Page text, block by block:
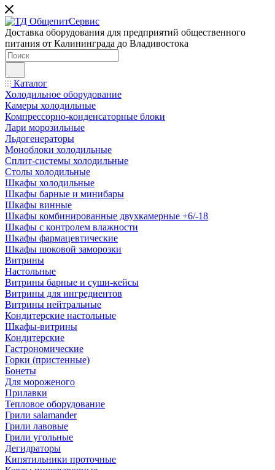
Доставка оборудования для предприятий общественного
питания от Калининграда до Владивостока
Каталог
Холодильное оборудование
Камеры холодильные
Компрессорно-конденсаторные блоки
Лари морозильные
Льдогенераторы
Моноблоки холодильные
Сплит-системы холодильные
Столы холодильные
Шкафы холодильные
Шкафы барные и минибары
Шкафы винные
Шкафы комбинированные двухкамерные +6/-18
Шкафы с контролем влажности
Шкафы фармацевтические
Шкафы шоковой заморозки
Витрины
Настольные
Витрины барные и суши-кейсы
Витрины для ингредиентов
Витрины нейтральные
Кондитерские настольные
Шкафы-витрины
Кондитерские
Гастрономические
Горки (пристенные)
Бонеты
Для мороженого
Прилавки
Тепловое оборудование
Грили salamander
Грили лавовые
Грили угольные
Дегидраторы
Кипятильники проточные